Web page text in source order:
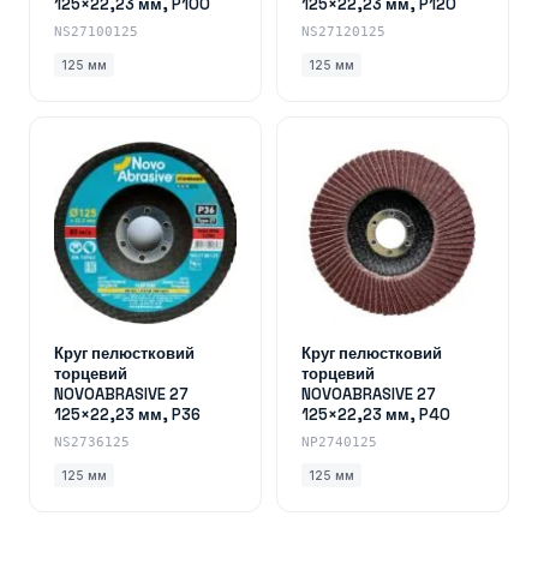
NS27100125
125 мм
NS27120125
125 мм
Круг пелюстковий
торцевий
NOVOABRASIVE 27
125×22,23 мм, P36
NS2736125
125 мм
Круг пелюстковий
торцевий
NOVOABRASIVE 27
125×22,23 мм, P40
NP2740125
125 мм